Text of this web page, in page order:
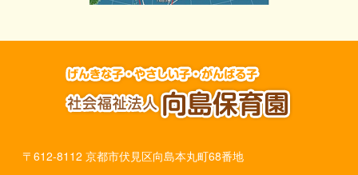
〒612-8112 京都市伏見区向島本丸町68番地